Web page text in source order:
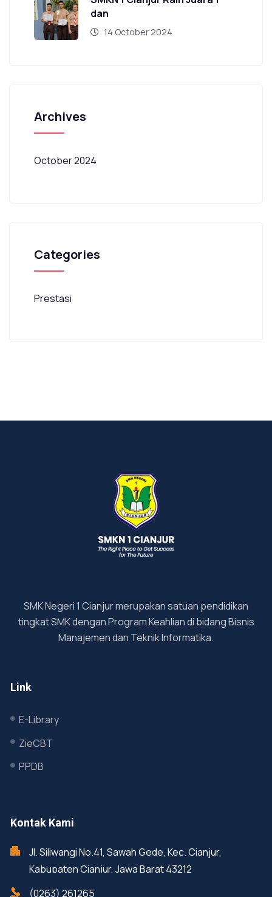
dan
14 October 2024
Archives
October 2024
Categories
Prestasi
SMK Negeri 1 Cianjur merupakan satuan pendidikan
tingkat SMK dengan Program Keahlian di bidang Bisnis
Manajemen dan Teknik Informatika.
Link
E-Library
ZieCBT
PPDB
Kontak Kami
Jl. Siliwangi No.41, Sawah Gede, Kec. Cianjur,
Kabupaten Cianjur, Jawa Barat 43212
(0263) 261265